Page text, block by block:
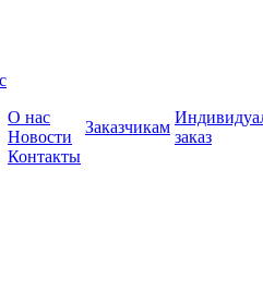
О нас
Новости
Контакты
Заказчикам
заказ